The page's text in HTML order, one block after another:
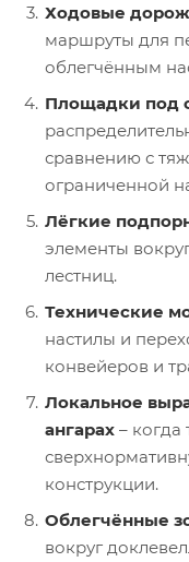
Ходовые
маршруты для
облегчённым
Площадки под
сравнению с
ограниченной
Лёгкие
элементы
лестниц.
Технические
настилы и
конвейеров и
Локальное
ангарах – когда
конструкции.
Облегчённые
вокруг